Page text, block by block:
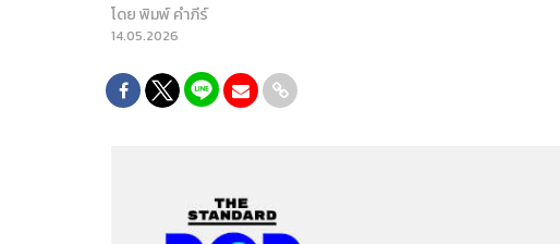
โดยพิมพ์ คำภีร์
14.05.2026